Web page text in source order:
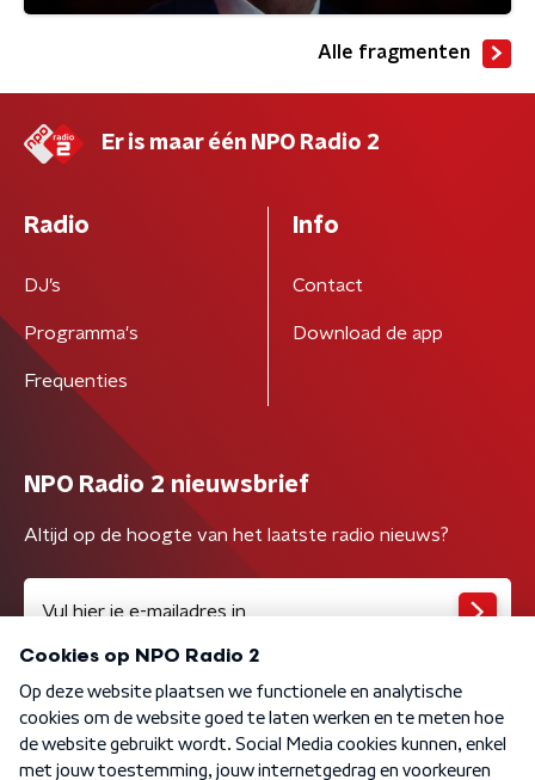
Alle fragmenten
Er is maar één NPO Radio 2
Radio
DJ’s
Programma's
Frequenties
Info
Contact
Download de app
NPO Radio 2 nieuwsbrief
Altijd op de hoogte van het laatste radio nieuws?
Algemene voorwaarden